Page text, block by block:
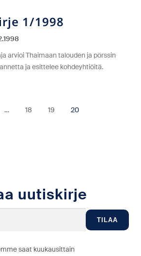
1/1998
arvioi Thaimaan talouden ja pörssin
ja esittelee kohdeyhtiöitä.
… 18 19 20
uutiskirje
saat kuukausittain